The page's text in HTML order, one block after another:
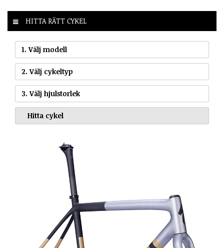
HITTA RÄTT CYKEL
1. Välj modell
2. Välj cykeltyp
3. Välj hjulstorlek